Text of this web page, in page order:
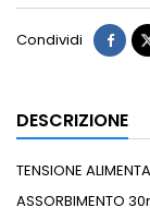
Condividi
DESCRIZIONE
TENSIONE
ASSORBIMENTO